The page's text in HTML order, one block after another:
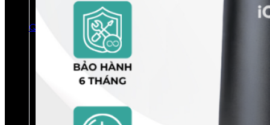
Chưa có sản phẩm trong giỏ hàng.
Quay trở lại cửa hàng